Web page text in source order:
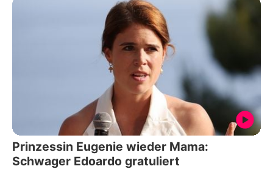
Prinzessin Eugenie wieder Mama:
Schwager Edoardo gratuliert